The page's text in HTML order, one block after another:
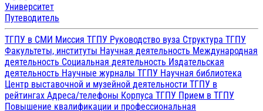
Университет
Путеводитель
ТГПУ в СМИ Миссия ТГПУ Руководство вуза Структура ТГПУ
Факультеты, институты Научная деятельность Международная
деятельность Социальная деятельность Издательская
деятельность Научные журналы ТГПУ Научная библиотека
Центр выставочной и музейной деятельности ТГПУ в
рейтингах Адреса/телефоны Корпуса ТГПУ Прием в ТГПУ
Повышение квалификации и профессиональная